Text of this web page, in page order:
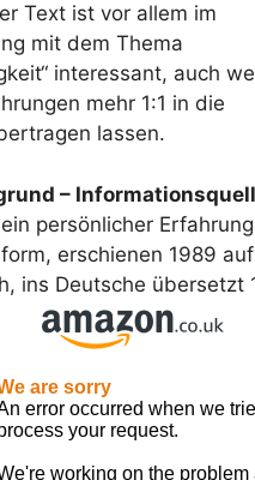
Text ist vor allem im
mit dem Thema
interessant, auch
mehr 1:1 in die
lassen.
–
persönlicher
erschienen 1989 auf
ins Deutsche übersetzt